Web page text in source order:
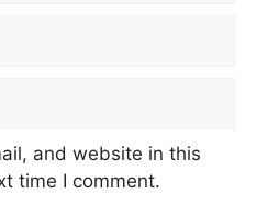
and website in this
time I comment.